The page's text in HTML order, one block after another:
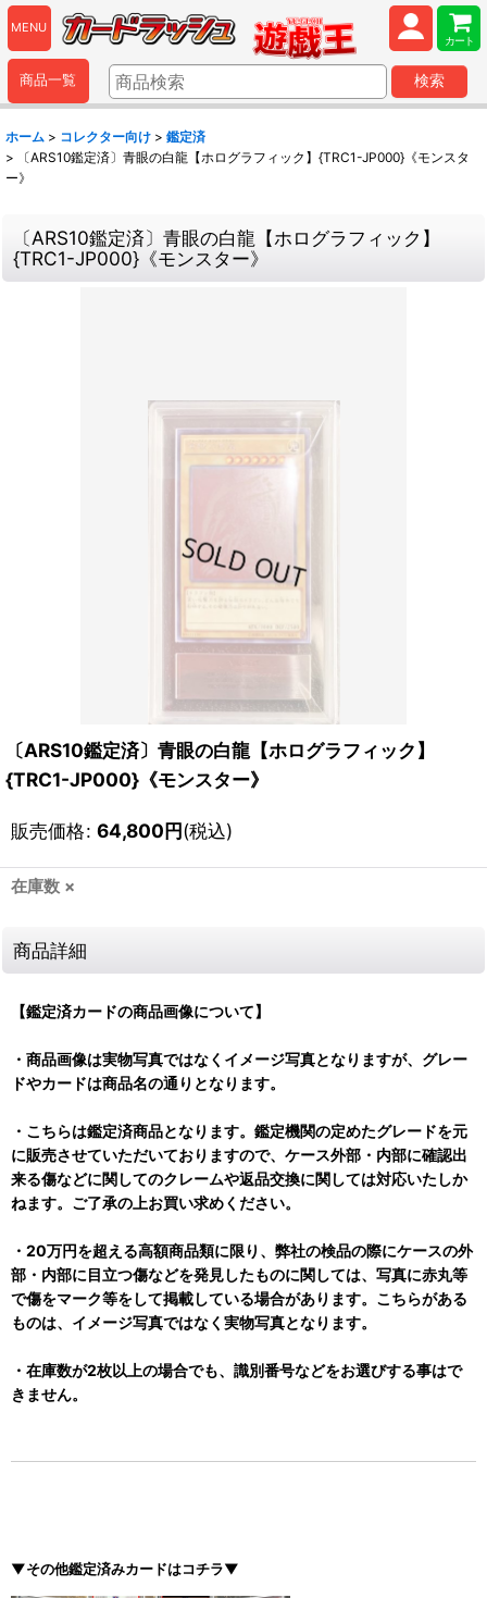
MENU
カート
商品一覧 検索
ホーム > コレクター向け > 鑑定済
>
〔ARS10鑑定済〕青眼の白龍【ホログラフィック】{TRC1-JP000}《モンスタ
ー》
〔ARS10鑑定済〕青眼の白龍【ホログラフィック】
{TRC1-JP000}《モンスター》
〔ARS10鑑定済〕青眼の白龍【ホログラフィック】
{TRC1-JP000}《モンスター》
販売価格: 64,800円(税込)
在庫数 ×
商品詳細
【鑑定済カードの商品画像について】
・商品画像は実物写真ではなくイメージ写真となりますが、グレー
ドやカードは商品名の通りとなります。
・こちらは鑑定済商品となります。鑑定機関の定めたグレードを元
に販売させていただいておりますので、ケース外部・内部に確認出
来る傷などに関してのクレームや返品交換に関しては対応いたしか
ねます。ご了承の上お買い求めください。
・20万円を超える高額商品類に限り、弊社の検品の際にケースの外
部・内部に目立つ傷などを発見したものに関しては、写真に赤丸等
で傷をマーク等をして掲載している場合があります。こちらがある
ものは、イメージ写真ではなく実物写真となります。
・在庫数が2枚以上の場合でも、識別番号などをお選びする事はで
きません。
▼その他鑑定済みカードはコチラ▼